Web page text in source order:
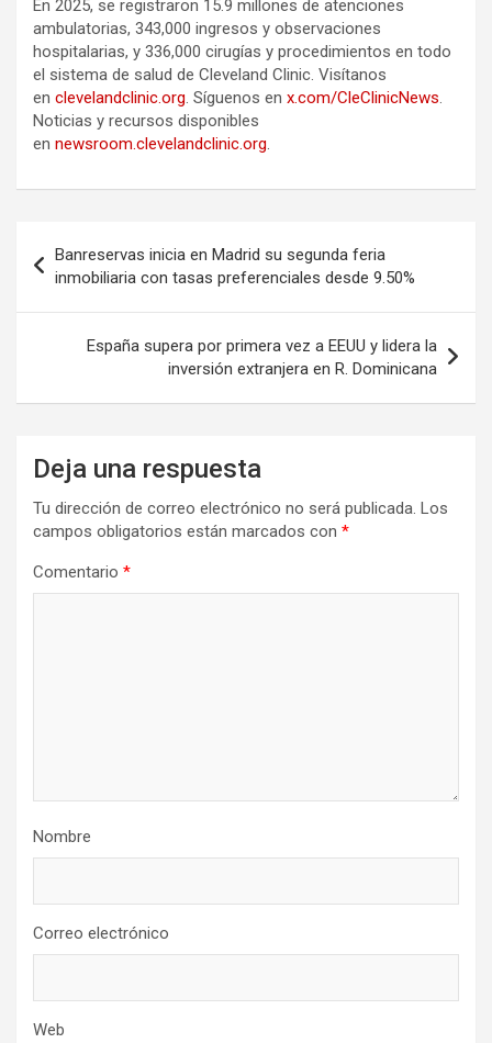
En 2025, se registraron 15.9 millones de atenciones
ambulatorias, 343,000 ingresos y observaciones
hospitalarias, y 336,000 cirugías y procedimientos en todo
el sistema de salud de Cleveland Clinic. Visítanos
en clevelandclinic.org. Síguenos en x.com/CleClinicNews.
Noticias y recursos disponibles
en newsroom.clevelandclinic.org.
de
entradas
Banreservas inicia en Madrid su segunda feria
inmobiliaria con tasas preferenciales desde 9.50%
España supera por primera vez a EEUU y lidera la
inversión extranjera en R. Dominicana
Deja una respuesta
Tu dirección de correo electrónico no será publicada. Los
campos obligatorios están marcados con *
Comentario *
Nombre
Correo electrónico
Web